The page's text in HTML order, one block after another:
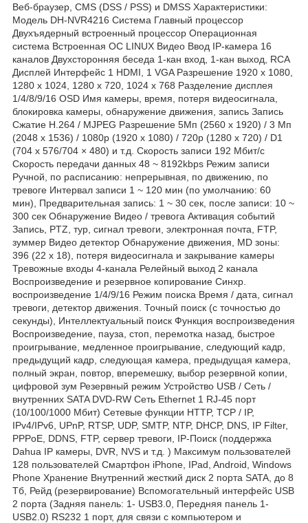
Веб-браузер, CMS (DSS / PSS) и DMSS Характеристики:
Модель DH-NVR4216 Система Главный процессор
Двухъядерный встроенный процессор Операционная
система Встроенная ОС LINUX Видео Ввод IP-камера 16
каналов Двухсторонняя беседа 1-кан вход, 1-кан выход, RCA
Дисплей Интерфейс 1 HDMI, 1 VGA Разрешение 1920 х 1080,
1280 х 1024, 1280 х 720, 1024 х 768 Разделение дисплея
1/4/8/9/16 OSD Имя камеры, время, потеря видеосигнала,
блокировка камеры, обнаружение движения, запись Запись
Сжатие H.264 / MJPEG Разрешение 5Мп (2560 х 1920) / 3 Мп
(2048 х 1536) / 1080p (1920 х 1080) / 720p (1280 х 720) / D1
(704 х 576/704 × 480) и т.д. Скорость записи 192 Мбит/с
Скорость передачи данных 48 ~ 8192kbps Режим записи
Ручной, по расписанию: непрерывная, по движению, по
тревоге Интервал записи 1 ~ 120 мин (по умолчанию: 60
мин), Предварительная запись: 1 ~ 30 сек, после записи: 10 ~
300 сек Обнаружение Видео / тревога Активация событий
Запись, PTZ, тур, сигнал тревоги, электронная почта, FTP,
зуммер Видео детектор Обнаружение движения, MD зоны:
396 (22 х 18), потеря видеосигнала и закрывание камеры
Тревожные входы 4-канала Релейный выход 2 канала
Воспроизведение и резервное копирование Синхр.
воспроизведение 1/4/9/16 Режим поиска Время / дата, сигнал
тревоги, детектор движения. Точный поиск (с точностью до
секунды), Интеллектуальный поиск Функция воспроизведения
Воспроизведение, пауза, стоп, перемотка назад, быстрое
проигрывание, медленное проигрывание, следующий кадр,
предыдущий кадр, следующая камера, предыдущая камера,
полный экран, повтор, вперемешку, выбор резервной копии,
цифровой зум Резервный режим Устройство USB / Сеть /
внутренних SATA DVD-RW Сеть Ethernet 1 RJ-45 порт
(10/100/1000 Мбит) Сетевые функции HTTP, TCP / IP,
IPv4/IPv6, UPnP, RTSP, UDP, SMTP, NTP, DHCP, DNS, IP Filter,
PPPoE, DDNS, FTP, сервер тревоги, IP-Поиск (поддержка
Dahua IP камеры, DVR, NVS и т.д. ) Максимум пользователей
128 пользователей Смартфон iPhone, IPad, Android, Windows
Phone Хранение Внутренний жесткий диск 2 порта SATA, до 8
Тб, Рейд (резервирование) Вспомогательный интерфейс USB
2 порта (Задняя панель: 1- USB3.0, Передняя панель 1-
USB2.0) RS232 1 порт, для связи с компьютером и